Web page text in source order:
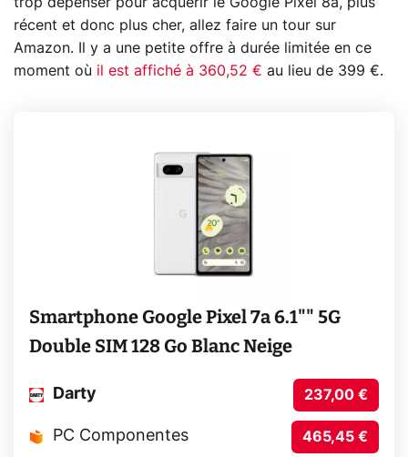
récent et donc plus cher, allez faire un tour sur
Amazon. Il y a une petite offre à durée limitée en ce
moment où il est affiché à 360,52 € au lieu de 399 €.
Smartphone Google Pixel 7a 6.1"" 5G
Double SIM 128 Go Blanc Neige
Darty 237,00 €
PC Componentes 465,45 €